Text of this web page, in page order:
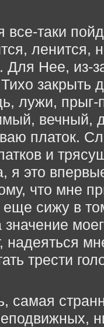
все-таки
ленится,
Для Нее, из-
закрыть
лужи, прыг-
вечный,
платок.
и
я это
что мне
еще сижу в
надеяться
трести
самая